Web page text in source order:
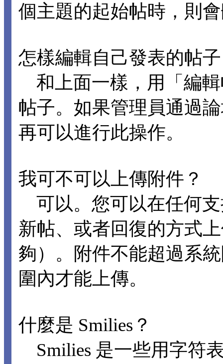
個主題的起始帖時，則
怎樣編輯自己發表的帖
和上面一樣，用「編
帖子。如果管理員通過
再可以進行此操作。
我可不可以上傳附件？
可以。您可以在任何
新帖、或者回復的方式
夠）。附件不能超過系
圍內才能上傳。
什麼是 Smilies？
Smilies 是一些用字符